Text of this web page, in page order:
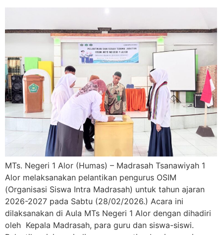
MTs. Negeri 1 Alor (Humas) – Madrasah Tsanawiyah 1
Alor melaksanakan pelantikan pengurus OSIM
(Organisasi Siswa Intra Madrasah) untuk tahun ajaran
2026-2027 pada Sabtu (28/02/2026.) Acara ini
dilaksanakan di Aula MTs Negeri 1 Alor dengan dihadiri
oleh Kepala Madrasah, para guru dan siswa-siswi.